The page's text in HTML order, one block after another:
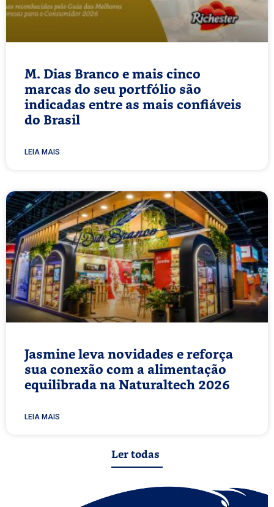
M. Dias Branco e mais cinco
marcas do seu portfólio são
indicadas entre as mais confiáveis
do Brasil
LEIA MAIS
Jasmine leva novidades e reforça
sua conexão com a alimentação
equilibrada na Naturaltech 2026
LEIA MAIS
Ler todas